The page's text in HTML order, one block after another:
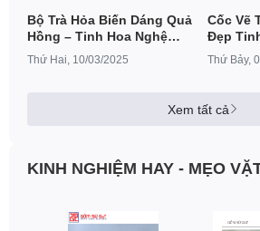
Bộ Trà Hỏa Biến Dáng Quả
Hồng – Tinh Hoa Nghệ
Thuật Gốm Sứ Bát Tràng
Thứ Hai, 10/03/2025
Cốc Vẽ
Đẹp
Thuật
Thống
Thứ Bảy,
Xem tất cả
KINH NGHIỆM HAY - MẸO